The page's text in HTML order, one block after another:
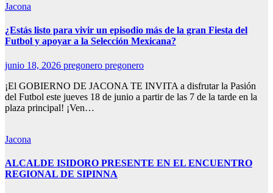
Jacona
¿Estás listo para vivir un episodio más de la gran Fiesta del
Futbol y apoyar a la Selección Mexicana?
junio 18, 2026 pregonero pregonero
¡El GOBIERNO DE JACONA TE INVITA a disfrutar la Pasión
del Futbol este jueves 18 de junio a partir de las 7 de la tarde en la
plaza principal! ¡Ven…
Jacona
ALCALDE ISIDORO PRESENTE EN EL ENCUENTRO
REGIONAL DE SIPINNA